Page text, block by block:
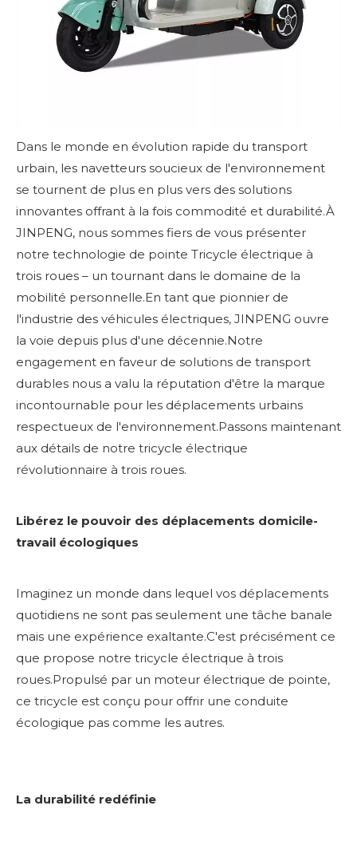
Dans le monde en évolution rapide du transport
urbain, les navetteurs soucieux de l'environnement
se tournent de plus en plus vers des solutions
innovantes offrant à la fois commodité et durabilité.À
JINPENG, nous sommes fiers de vous présenter
notre technologie de pointe Tricycle électrique à
trois roues – un tournant dans le domaine de la
mobilité personnelle.En tant que pionnier de
l'industrie des véhicules électriques, JINPENG ouvre
la voie depuis plus d'une décennie.Notre
engagement en faveur de solutions de transport
durables nous a valu la réputation d'être la marque
incontournable pour les déplacements urbains
respectueux de l'environnement.Passons maintenant
aux détails de notre tricycle électrique
révolutionnaire à trois roues.
Libérez le pouvoir des déplacements domicile-
travail écologiques
Imaginez un monde dans lequel vos déplacements
quotidiens ne sont pas seulement une tâche banale
mais une expérience exaltante.C'est précisément ce
que propose notre tricycle électrique à trois
roues.Propulsé par un moteur électrique de pointe,
ce tricycle est conçu pour offrir une conduite
écologique pas comme les autres.
La durabilité redéfinie